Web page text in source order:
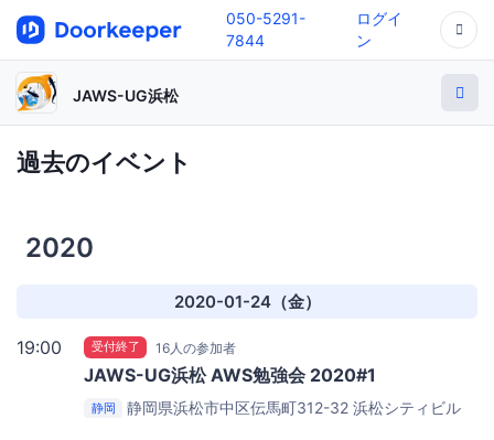
050-5291-
7844
ログイ
ン
JAWS-UG浜松
過去のイベント
2020
2020-01-24（金）
19:00 受付終了 16人の参加者
JAWS-UG浜松 AWS勉強会 2020#1
静岡
静岡県浜松市中区伝馬町312-32 浜松シティビル